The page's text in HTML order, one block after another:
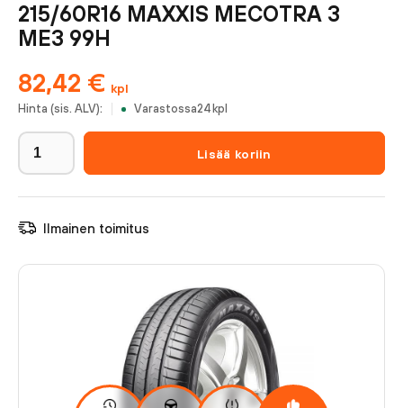
215/60R16 MAXXIS MECOTRA 3
ME3 99H
82,42 € kpl
Hinta (sis. ALV): Varastossa24 kpl
Lisää koriin
Ilmainen toimitus